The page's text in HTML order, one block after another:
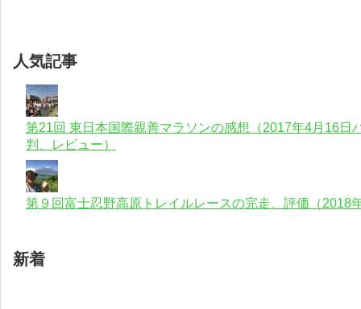
人気記事
第21回 東日本国際親善マラソンの感想（2017年4月16日
判、レビュー）
第９回富士忍野高原トレイルレースの完走、評価（2018
新着